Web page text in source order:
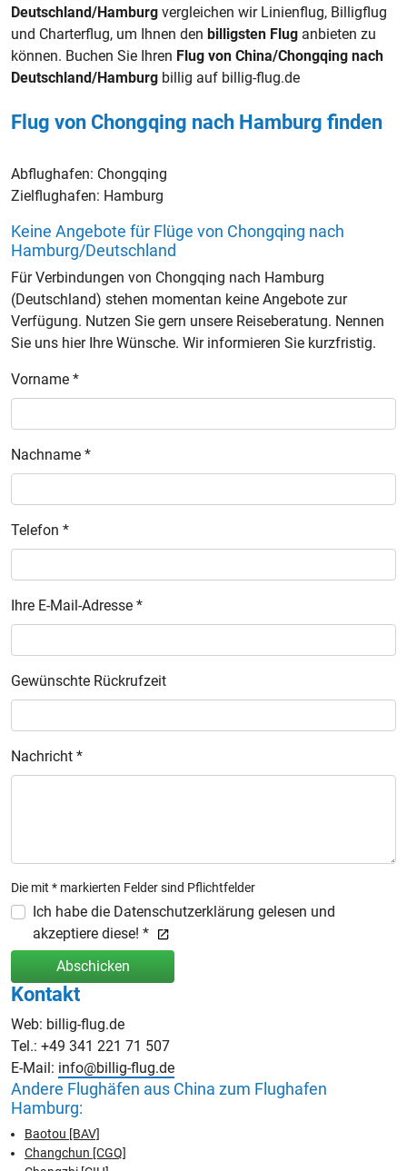
Deutschland/Hamburg vergleichen wir Linienflug, Billigflug
und Charterflug, um Ihnen den billigsten Flug anbieten zu
können. Buchen Sie Ihren Flug von China/Chongqing nach
Deutschland/Hamburg billig auf billig-flug.de
Flug von Chongqing nach Hamburg finden
Abflughafen: Chongqing
Zielflughafen: Hamburg
Keine Angebote für Flüge von Chongqing nach
Hamburg/Deutschland
Für Verbindungen von Chongqing nach Hamburg
(Deutschland) stehen momentan keine Angebote zur
Verfügung. Nutzen Sie gern unsere Reiseberatung. Nennen
Sie uns hier Ihre Wünsche. Wir informieren Sie kurzfristig.
Vorname *
Nachname *
Telefon *
Ihre E-Mail-Adresse *
Gewünschte Rückrufzeit
Nachricht *
Die mit * markierten Felder sind Pflichtfelder
Ich habe die Datenschutzerklärung gelesen und
akzeptiere diese! *
Abschicken
Kontakt
Web: billig-flug.de
Tel.: +49 341 221 71 507
E-Mail: info@billig-flug.de
Andere Flughäfen aus China zum Flughafen
Hamburg:
Baotou [BAV]
Changchun [CGQ]